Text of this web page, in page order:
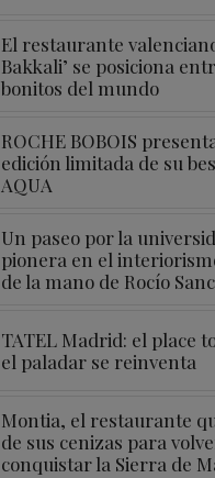
El restaurante
Bakkali’ se posiciona
bonitos del mundo
ROCHE BOBOIS
edición limitada de su
AQUA
Un paseo por la
pionera en el
de la mano de Rocío
TATEL Madrid: el place
el paladar se reinventa
Montia, el restaurante
de sus cenizas para
conquistar la Sierra de